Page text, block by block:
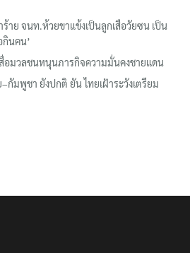
ร้าย จนท.ห้วยขาแข้งเป็นลูกเสือวัยซน เป็น
กินคน’
มวลชนหนุนภารกิจความมั่นคงชายแดน
กัมพูชา ยังปกติ ยัน ไทยเฝ้าระวังเตรียม